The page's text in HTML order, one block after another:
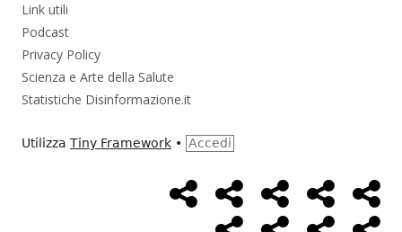
Link utili
Podcast
Privacy Policy
Scienza e Arte della Salute
Statistiche Disinformazione.it
Utilizza Tiny Framework • Accedi
MenùHome
Page
Alimentazione
AmbienteBambini
Cancro ControlloEconomia